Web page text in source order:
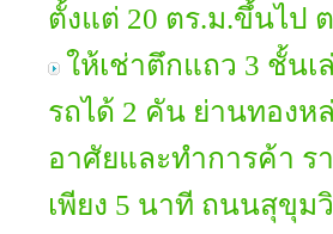
ตั้งแต่ 20 ตร.ม.ขึ้นไป
ให้เช่าตึกแถว 3 ชั้นเ
รถได้ 2 คัน ย่านทองห
อาศัยและทำการค้า ร
เพียง 5 นาที ถนนสุขุม